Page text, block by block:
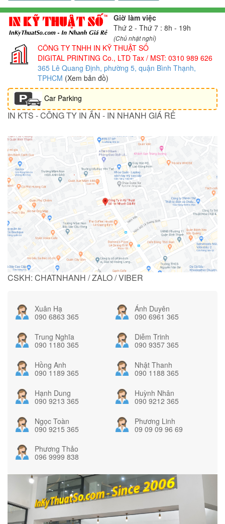
Giờ làm việc
Thứ 2 - Thứ 7 : 8h - 19h
(Chủ nhật nghỉ)
CÔNG TY TNHH IN KỸ THUẬT SỐ
DIGITAL PRINTING Co., LTD Tax / MST: 0310 989 626
365 Lê Quang Định, phường 5, quận Bình Thạnh,
TPHCM (Xem bản đồ)
Car Parking
IN KTS - CÔNG TY IN ẤN - IN NHANH GIÁ RẺ
CSKH: CHATNHANH / ZALO / VIBER
Xuân Hạ
090 6863 365
Ánh Duyên
090 6961 365
Trung Nghĩa
090 1180 365
Diễm Trinh
090 9357 365
Hồng Anh
090 1189 365
Nhật Thanh
090 1188 365
Hạnh Dung
090 9213 365
Huỳnh Nhân
090 9212 365
Ngọc Toàn
090 9215 365
Phương Linh
09 09 09 96 69
Phương Thảo
096 9999 838